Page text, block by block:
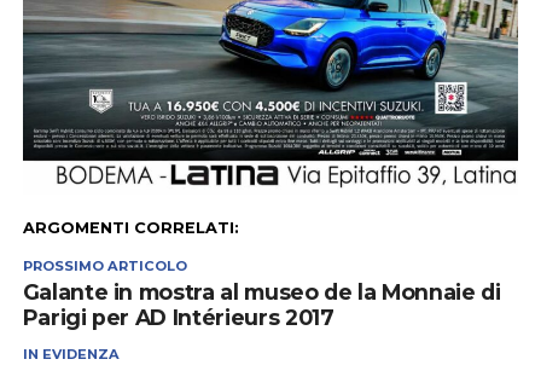
ARGOMENTI CORRELATI:
PROSSIMO ARTICOLO
Galante in mostra al museo de la Monnaie di
Parigi per AD Intérieurs 2017
IN EVIDENZA